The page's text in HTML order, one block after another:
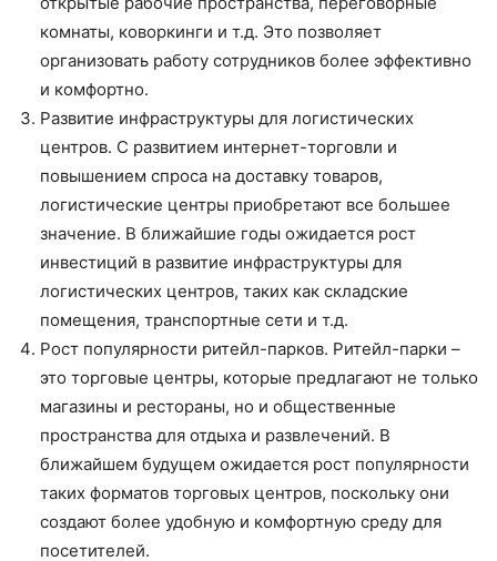
комнаты, коворкинги и т.д. Это позволяет
организовать работу сотрудников более эффективно
и комфортно.
Развитие инфраструктуры для логистических
центров. С развитием интернет-торговли и
повышением спроса на доставку товаров,
логистические центры приобретают все большее
значение. В ближайшие годы ожидается рост
инвестиций в развитие инфраструктуры для
логистических центров, таких как складские
помещения, транспортные сети и т.д.
Рост популярности ритейл-парков. Ритейл-парки –
это торговые центры, которые предлагают не только
магазины и рестораны, но и общественные
пространства для отдыха и развлечений. В
ближайшем будущем ожидается рост популярности
таких форматов торговых центров, поскольку они
создают более удобную и комфортную среду для
посетителей.